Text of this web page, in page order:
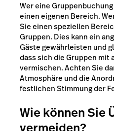
Wer eine
einen eigenen Bereich.
Sie einen speziellen
Gruppen. Dies kann ein
Gäste gewährleisten und
dass sich die Gruppen mit
vermischen. Achten Sie
Atmosphäre und die
festlichen Stimmung der
Wie können Sie
vermeiden?